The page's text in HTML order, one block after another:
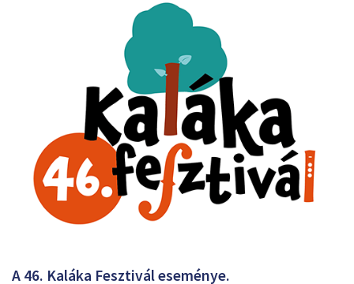
A 46. Kaláka Fesztivál eseménye.